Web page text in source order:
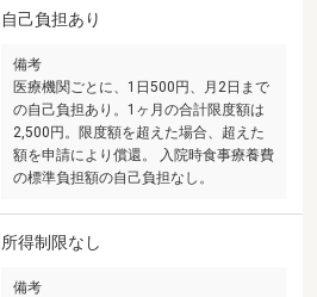
自己負担あり
備考
医療機関ごとに、1日500円、月2日まで
の自己負担あり。1ヶ月の合計限度額は
2,500円。限度額を超えた場合、超えた
額を申請により償還。 入院時食事療養費
の標準負担額の自己負担なし。
所得制限なし
備考